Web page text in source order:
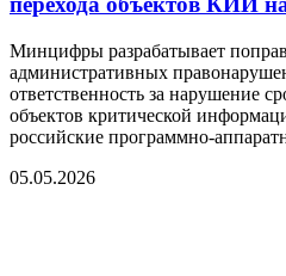
Минцифры разрабатывает
административных
ответственность за нарушение
объектов критической
российские программно-
05.05.2026